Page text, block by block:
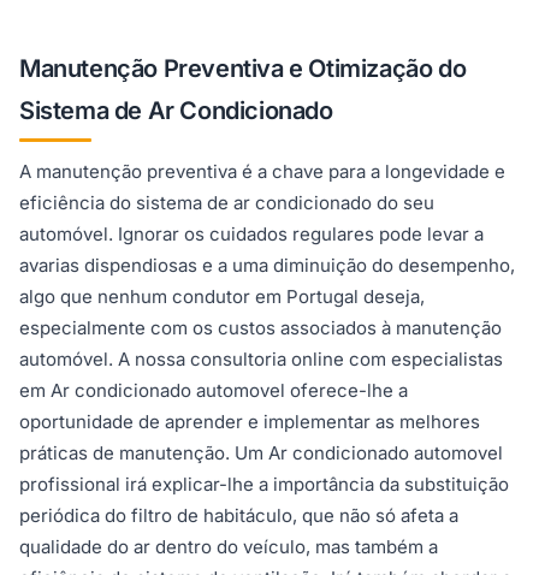
Manutenção Preventiva e Otimização do
Sistema de Ar Condicionado
A manutenção preventiva é a chave para a longevidade e
eficiência do sistema de ar condicionado do seu
automóvel. Ignorar os cuidados regulares pode levar a
avarias dispendiosas e a uma diminuição do desempenho,
algo que nenhum condutor em Portugal deseja,
especialmente com os custos associados à manutenção
automóvel. A nossa consultoria online com especialistas
em Ar condicionado automovel oferece-lhe a
oportunidade de aprender e implementar as melhores
práticas de manutenção. Um Ar condicionado automovel
profissional irá explicar-lhe a importância da substituição
periódica do filtro de habitáculo, que não só afeta a
qualidade do ar dentro do veículo, mas também a